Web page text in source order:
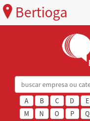
Bertioga
A B C D E
M
N O P Q